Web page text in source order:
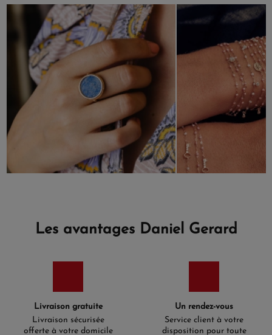
Les avantages Daniel Gerard
Livraison gratuite
Livraison sécurisée
offerte à votre domicile
Un rendez-vous
Service client à votre
disposition pour toute